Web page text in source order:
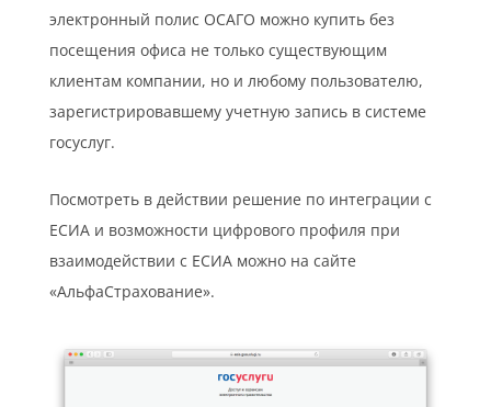
электронный полис ОСАГО можно купить без
посещения офиса не только существующим
клиентам компании, но и любому пользователю,
зарегистрировавшему учетную запись в системе
госуслуг.
Посмотреть в действии решение по интеграции с
ЕСИА и возможности цифрового профиля при
взаимодействии с ЕСИА можно на сайте
«АльфаСтрахование».